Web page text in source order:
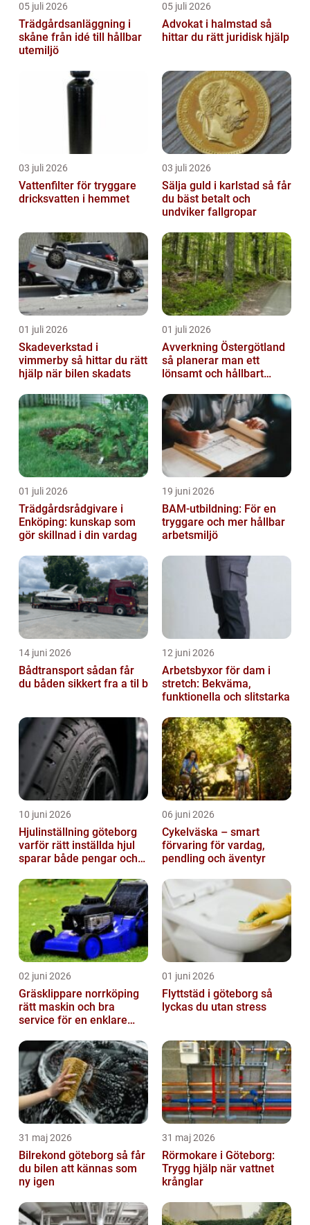
05 juli 2026
Trädgårdsanläggning i
skåne från idé till hållbar
utemiljö
05 juli 2026
Advokat i halmstad så
hittar du rätt juridisk hjälp
03 juli 2026
Vattenfilter för tryggare
dricksvatten i hemmet
03 juli 2026
Sälja guld i karlstad så får
du bäst betalt och
undviker fallgropar
01 juli 2026
Skadeverkstad i
vimmerby så hittar du rätt
hjälp när bilen skadats
01 juli 2026
Avverkning Östergötland
så planerar man ett
lönsamt och hållbart
01 juli 2026
Trädgårdsrådgivare i
Enköping: kunskap som
gör skillnad i din vardag
19 juni 2026
BAM-utbildning: För en
tryggare och mer hållbar
arbetsmiljö
14 juni 2026
Bådtransport sådan får
du båden sikkert fra a til b
12 juni 2026
Arbetsbyxor för dam i
stretch: Bekväma,
funktionella och slitstarka
10 juni 2026
Hjulinställning göteborg
varför rätt inställda hjul
sparar både pengar och
06 juni 2026
Cykelväska – smart
förvaring för vardag,
pendling och äventyr
02 juni 2026
Gräsklippare norrköping
rätt maskin och bra
service för en enklare
01 juni 2026
Flyttstäd i göteborg så
lyckas du utan stress
31 maj 2026
Bilrekond göteborg så får
du bilen att kännas som
ny igen
31 maj 2026
Rörmokare i Göteborg:
Trygg hjälp när vattnet
krånglar